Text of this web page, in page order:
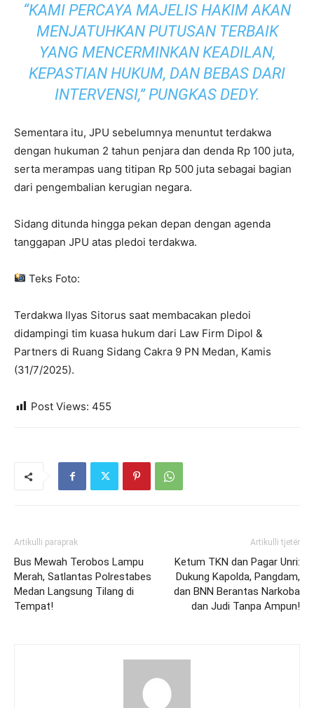
“KAMI PERCAYA MAJELIS HAKIM AKAN
MENJATUHKAN PUTUSAN TERBAIK
YANG MENCERMINKAN KEADILAN,
KEPASTIAN HUKUM, DAN BEBAS DARI
INTERVENSI,” PUNGKAS DEDY.
Sementara itu, JPU sebelumnya menuntut terdakwa
dengan hukuman 2 tahun penjara dan denda Rp 100 juta,
serta merampas uang titipan Rp 500 juta sebagai bagian
dari pengembalian kerugian negara.
Sidang ditunda hingga pekan depan dengan agenda
tanggapan JPU atas pledoi terdakwa.
Teks Foto:
Terdakwa Ilyas Sitorus saat membacakan pledoi
didampingi tim kuasa hukum dari Law Firm Dipol &
Partners di Ruang Sidang Cakra 9 PN Medan, Kamis
(31/7/2025).
Post Views: 455
Artikulli paraprak
Bus Mewah Terobos Lampu
Merah, Satlantas Polrestabes
Medan Langsung Tilang di
Tempat!
Artikulli tjetër
Ketum TKN dan Pagar Unri:
Dukung Kapolda, Pangdam,
dan BNN Berantas Narkoba
dan Judi Tanpa Ampun!